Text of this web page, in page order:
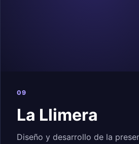
09
La Llimera
Diseño y desarrollo de la